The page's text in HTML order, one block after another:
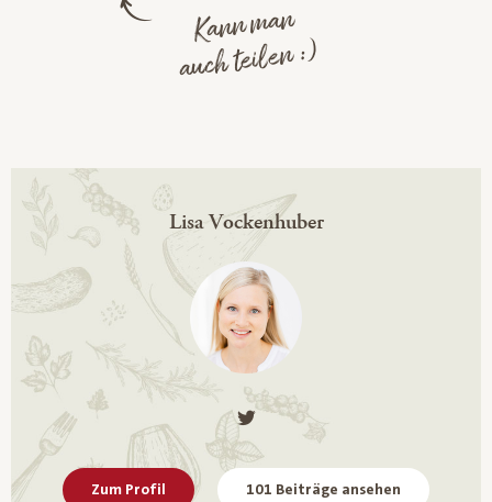
Kann man
auch teilen :)
Lisa Vockenhuber
Zum Profil 101 Beiträge ansehen